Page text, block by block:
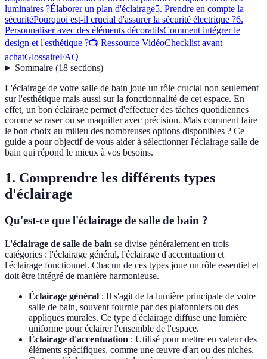
luminaires ?Élaborer un plan d'éclairage5. Prendre en compte la
sécuritéPourquoi est-il crucial d'assurer la sécurité électrique ?6.
Personnaliser avec des éléments décoratifsComment intégrer le
design et l'esthétique ?📺 Ressource VidéoChecklist avant
achatGlossaireFAQ
Sommaire(18 sections)
L'éclairage de votre salle de bain joue un rôle crucial non seulement
sur l'esthétique mais aussi sur la fonctionnalité de cet espace. En
effet, un bon éclairage permet d'effectuer des tâches quotidiennes
comme se raser ou se maquiller avec précision. Mais comment faire
le bon choix au milieu des nombreuses options disponibles ? Ce
guide a pour objectif de vous aider à sélectionner l'éclairage salle de
bain qui répond le mieux à vos besoins.
1. Comprendre les différents types
d'éclairage
Qu'est-ce que l'éclairage de salle de bain ?
L'éclairage de salle de bain se divise généralement en trois
catégories : l'éclairage général, l'éclairage d'accentuation et
l'éclairage fonctionnel. Chacun de ces types joue un rôle essentiel et
doit être intégré de manière harmonieuse.
Éclairage général : Il s'agit de la lumière principale de votre
salle de bain, souvent fournie par des plafonniers ou des
appliques murales. Ce type d'éclairage diffuse une lumière
uniforme pour éclairer l'ensemble de l'espace.
Éclairage d'accentuation : Utilisé pour mettre en valeur des
éléments spécifiques, comme une œuvre d'art ou des niches.